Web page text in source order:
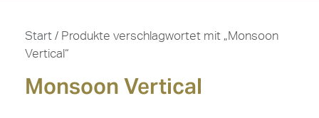
Start / Produkte verschlagwortet mit „Monsoon
Vertical“
Monsoon Vertical